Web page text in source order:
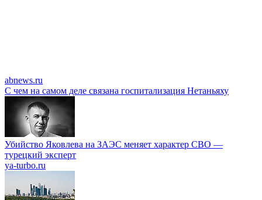
abnews.ru
С чем на самом деле связана госпитализация Нетаньяху
Убийство Яковлева на ЗАЭС меняет характер СВО —
турецкий эксперт
ya-turbo.ru